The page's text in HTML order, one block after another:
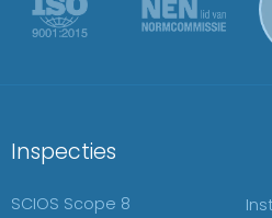
Inspecties
SCIOS Scope 8